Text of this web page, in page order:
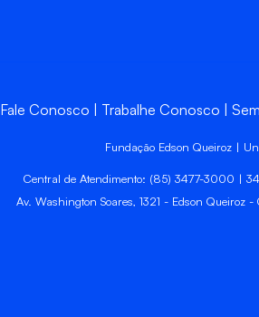
Fale Conosco Trabalhe Conosco
Fundação Edson Queiroz |
Central de Atendimento: (85) 3477-3000 |
Av. Washington Soares, 1321 - Edson Queiroz